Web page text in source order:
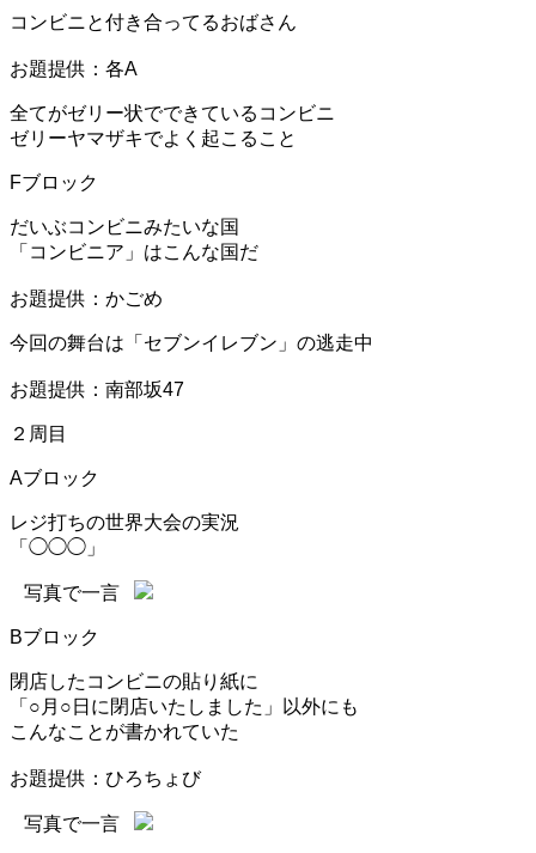
コンビニと付き合ってるおばさん
お題提供：各A
全てがゼリー状でできているコンビニ
ゼリーヤマザキでよく起こること
Fブロック
だいぶコンビニみたいな国
「コンビニア」はこんな国だ
お題提供：かごめ
今回の舞台は「セブンイレブン」の逃走中
お題提供：南部坂47
２周目
Aブロック
レジ打ちの世界大会の実況
「◯◯◯」
写真で一言
Bブロック
閉店したコンビニの貼り紙に
「○月○日に閉店いたしました」以外にも
こんなことが書かれていた
お題提供：ひろちょび
写真で一言